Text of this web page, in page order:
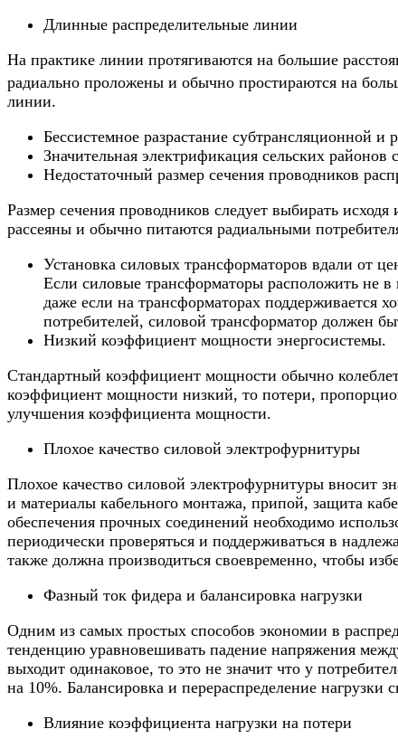
Длинные распределительные линии
На практике линии протягиваются на большие
радиально проложены и обычно простираются на
линии.
Бессистемное разрастание субтрансляционной
Значительная электрификация сельских
Недостаточный размер сечения проводников
Размер сечения проводников следует выбирать
рассеяны и обычно питаются радиальными
Установка силовых трансформаторов вдали от
Если силовые трансформаторы расположить не в
даже если на трансформаторах
потребителей, силовой трансформатор должен
Низкий коэффициент мощности энергосистемы.
Стандартный коэффициент мощности обычно
коэффициент мощности низкий, то потери,
улучшения коэффициента мощности.
Плохое качество силовой электрофурнитуры
Плохое качество силовой электрофурнитуры вносит
и материалы кабельного монтажа, припой, защита
обеспечения прочных соединений необходимо
периодически проверяться и поддерживаться в
также должна производиться своевременно, чтобы
Фазный ток фидера и балансировка нагрузки
Одним из самых простых способов экономии в
тенденцию уравновешивать падение напряжения
выходит одинаковое, то это не значит что у
на 10%. Балансировка и перераспределение
Влияние коэффициента нагрузки на потери